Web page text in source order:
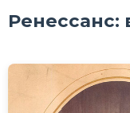
Ренессанс: